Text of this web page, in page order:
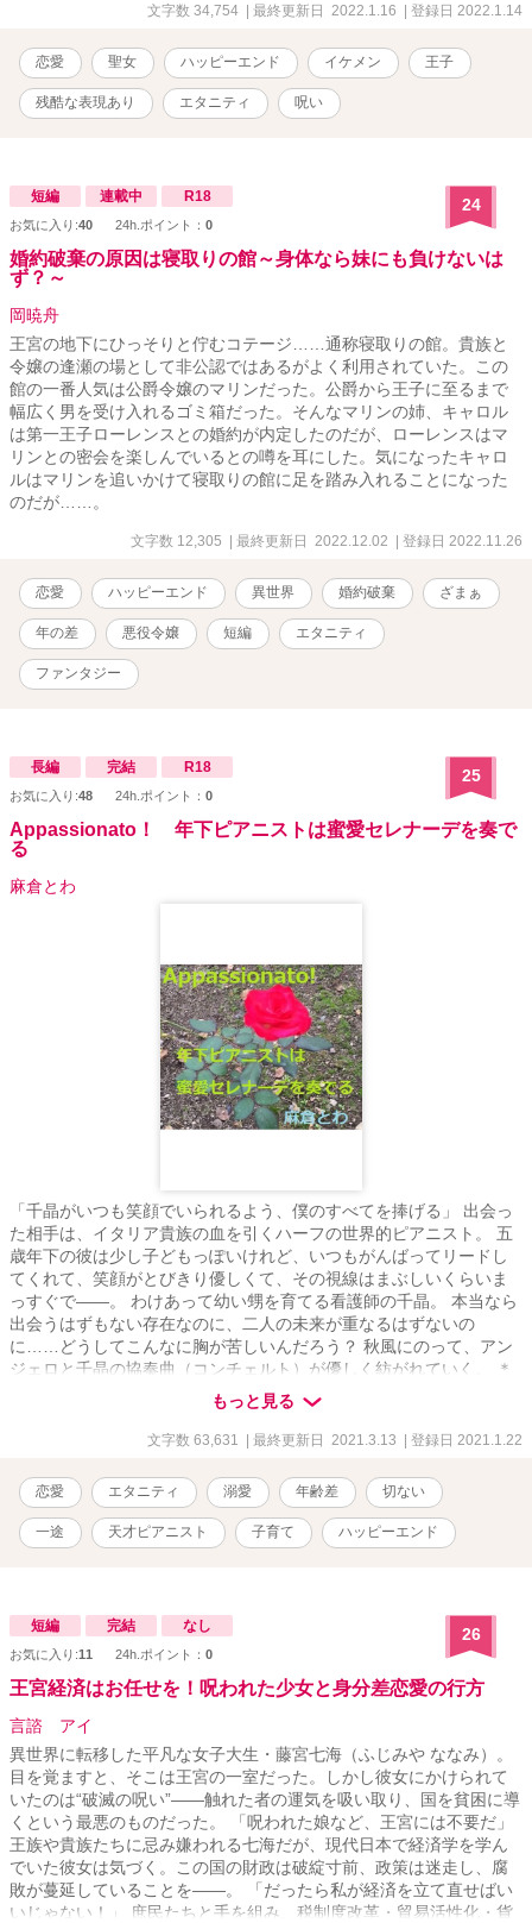
文字数 34,754 | 最終更新日 2022.1.16 | 登録日 2022.1.14
恋愛 聖女 ハッピーエンド イケメン 王子
残酷な表現あり エタニティ 呪い
短編 連載中 R18
お気に入り:40 24h.ポイント： 0
24
婚約破棄の原因は寝取りの館～身体なら妹にも負けないは
ず？～
岡暁舟
王宮の地下にひっそりと佇むコテージ……通称寝取りの館。貴族と
令嬢の逢瀬の場として非公認ではあるがよく利用されていた。この
館の一番人気は公爵令嬢のマリンだった。公爵から王子に至るまで
幅広く男を受け入れるゴミ箱だった。そんなマリンの姉、キャロル
は第一王子ローレンスとの婚約が内定したのだが、ローレンスはマ
リンとの密会を楽しんでいるとの噂を耳にした。気になったキャロ
ルはマリンを追いかけて寝取りの館に足を踏み入れることになった
のだが……。
文字数 12,305 | 最終更新日 2022.12.02 | 登録日 2022.11.26
恋愛 ハッピーエンド 異世界 婚約破棄 ざまぁ
年の差 悪役令嬢 短編 エタニティ
ファンタジー
長編 完結 R18
お気に入り:48 24h.ポイント： 0
25
Appassionato！ 年下ピアニストは蜜愛セレナーデを奏で
る
麻倉とわ
「千晶がいつも笑顔でいられるよう、僕のすべてを捧げる」 出会っ
た相手は、イタリア貴族の血を引くハーフの世界的ピアニスト。 五
歳年下の彼は少し子どもっぽいけれど、いつもがんばってリードし
てくれて、笑顔がとびきり優しくて、その視線はまぶしいくらいま
っすぐで――。 わけあって幼い甥を育てる看護師の千晶。 本当なら
出会うはずもない存在なのに、二人の未来が重なるはずないの
に……どうしてこんなに胸が苦しいんだろう？ 秋風にのって、アン
ジェロと千晶の協奏曲（コンチェルト）が優しく紡がれていく。 ＊
r-18シーンがある場合は、目次に「r-18」マークがつきます。
もっと見る
文字数 63,631 | 最終更新日 2021.3.13 | 登録日 2021.1.22
恋愛 エタニティ 溺愛 年齢差 切ない
一途 天才ピアニスト 子育て ハッピーエンド
短編 完結 なし
お気に入り:11 24h.ポイント： 0
26
王宮経済はお任せを！呪われた少女と身分差恋愛の行方
言諮 アイ
異世界に転移した平凡な女子大生・藤宮七海（ふじみや ななみ）。
目を覚ますと、そこは王宮の一室だった。しかし彼女にかけられて
いたのは“破滅の呪い”――触れた者の運気を吸い取り、国を貧困に導
くという最悪のものだった。 「呪われた娘など、王宮には不要だ」
王族や貴族たちに忌み嫌われる七海だが、現代日本で経済学を学ん
でいた彼女は気づく。この国の財政は破綻寸前、政策は迷走し、腐
敗が蔓延していることを――。 「だったら私が経済を立て直せばい
いじゃない！」 庶民たちと手を組み、税制度改革・貿易活性化・貨